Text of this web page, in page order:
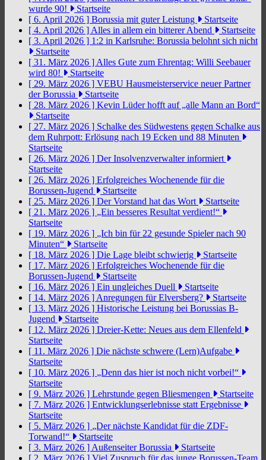
wurde 90!
Startseite
[ 6. April 2026 ] Borussia mit guter Leistung
Startseite
[ 4. April 2026 ] Alles in allem ein bitterer Abend
Startseite
[ 3. April 2026 ] 1:2 in Karlsruhe: Borussia belohnt sich nicht
Startseite
[ 31. März 2026 ] Alles Gute zum Ehrentag: Willi Seebauer
wird 80!
Startseite
[ 29. März 2026 ] VEBU Hausmeisterservice neuer Partner
der Borussia
Startseite
[ 28. März 2026 ] Kevin Lüder hofft auf „alle Mann an Bord“
Startseite
[ 27. März 2026 ] Schalke des Südwestens gegen Schalke aus
dem Ruhrpott: Erlösung nach 19 Ecken und 88 Minuten
Startseite
[ 26. März 2026 ] Der Insolvenzverwalter informiert
Startseite
[ 26. März 2026 ] Erfolgreiches Wochenende für die
Borussen-Jugend
Startseite
[ 25. März 2026 ] Der Vorstand hat das Wort
Startseite
[ 21. März 2026 ] „Ein besseres Resultat verdient!“
Startseite
[ 19. März 2026 ] „Ich bin für 22 gesunde Spieler nach 90
Minuten“
Startseite
[ 18. März 2026 ] Die Lage bleibt schwierig
Startseite
[ 17. März 2026 ] Erfolgreiches Wochenende für die
Borussen-Jugend
Startseite
[ 16. März 2026 ] Ein ungleiches Duell
Startseite
[ 14. März 2026 ] Anregungen für Elversberg?
Startseite
[ 13. März 2026 ] Historische Leistung bei Borussias B-
Jugend
Startseite
[ 12. März 2026 ] Dreier-Kette: Neues aus dem Ellenfeld
Startseite
[ 11. März 2026 ] Die nächste schwere (Lern)Aufgabe
Startseite
[ 10. März 2026 ] „Denn das hier ist noch nicht vorbei!“
Startseite
[ 9. März 2026 ] Lehrstunde gegen Bliesmengen
Startseite
[ 7. März 2026 ] Entwicklungserlebnisse statt Ergebnisse
Startseite
[ 5. März 2026 ] „Der nächste Kandidat für die ZDF-
Torwand!“
Startseite
[ 3. März 2026 ] Außenseiter Borussia
Startseite
[ 2. März 2026 ] Viel Zuspruch für das junge Borussen-Team